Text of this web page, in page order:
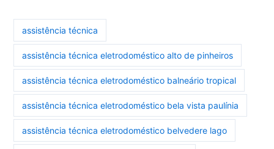
assistência técnica
assistência técnica eletrodoméstico alto de pinheiros
assistência técnica eletrodoméstico balneário tropical
assistência técnica eletrodoméstico bela vista paulínia
assistência técnica eletrodoméstico belvedere lago